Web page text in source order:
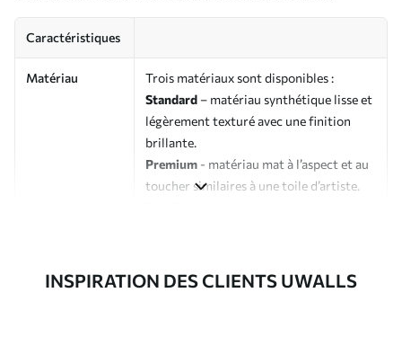
Caractéristiques
Matériau
Trois matériaux sont disponibles :
Standard – matériau synthétique lisse et
légèrement texturé avec une finition
brillante.
Premium - matériau mat à l’aspect et au
toucher similaires à une toile d’artiste.
INSPIRATION DES CLIENTS UWALLS